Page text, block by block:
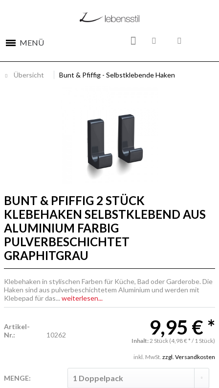
MENÜ
Übersicht Bunt & Pfiffig - Selbstklebende Haken
BUNT & PFIFFIG 2 STÜCK
KLEBEHAKEN SELBSTKLEBEND AUS
ALUMINIUM FARBIG
PULVERBESCHICHTET
GRAPHITGRAU
Klebehaken in stylischen Farben für Küche, Bad oder Garderobe. Die
Haken sind aus pulverbeschichtetem Aluminium und werden mit
Klebepad für das... weiterlesen...
Artikel-
Nr.:
10262 9,95 € *
Inhalt:2 Stück (4,98 € * / 1 Stück)
inkl. MwSt. zzgl. Versandkosten
MENGE: